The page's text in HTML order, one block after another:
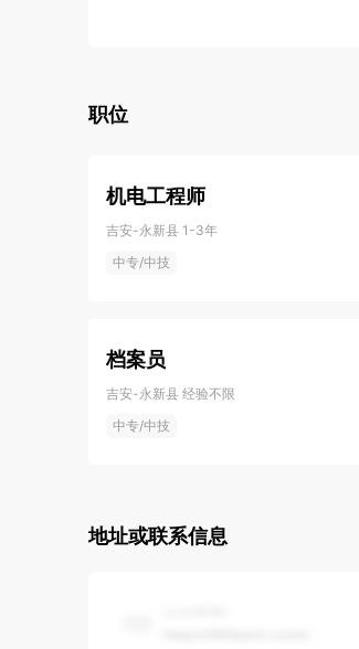
职位
机电工程师
吉安-永新县 1-3年
中专/中技
档案员
吉安-永新县 经验不限
中专/中技
地址或联系信息